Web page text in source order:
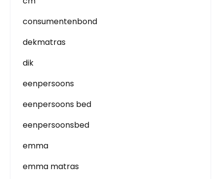
consumentenbond
dekmatras
dik
eenpersoons
eenpersoons bed
eenpersoonsbed
emma
emma matras